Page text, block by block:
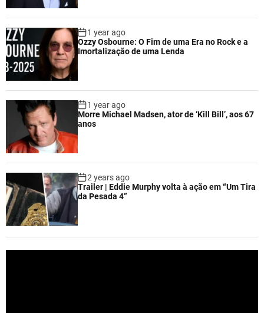
1 year ago
Ozzy Osbourne: O Fim de uma Era no Rock e a
Imortalização de uma Lenda
1 year ago
Morre Michael Madsen, ator de ‘Kill Bill’, aos 67
anos
2 years ago
Trailer | Eddie Murphy volta à ação em “Um Tira
da Pesada 4”